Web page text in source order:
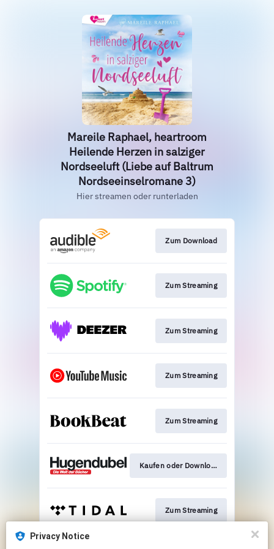
Privacy Notice
Mareile Raphael, heartroom
Heilende Herzen in salziger
Nordseeluft (Liebe auf Baltrum
Nordseeinselromane 3)
Hier streamen oder runterladen
Zum Download
Zum Streaming
Zum Streaming
Zum Streaming
Zum Streaming
Kaufen oder Download
Zum Streaming